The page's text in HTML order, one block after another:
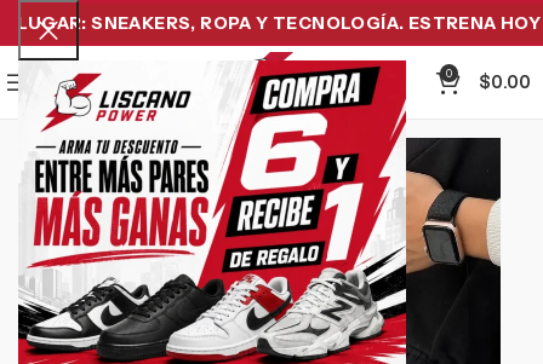
SNEAKERS, ROPA Y TECNOLOGÍA. ESTRENA HOY Y
Menu
0
$0.00
-19%